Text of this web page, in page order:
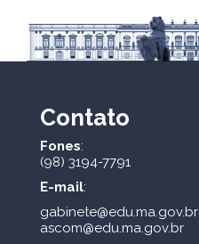
Contato
Fones:
(98) 3194-7791
E-mail:
gabinete@edu.ma.gov.br
ascom@edu.ma.gov.br